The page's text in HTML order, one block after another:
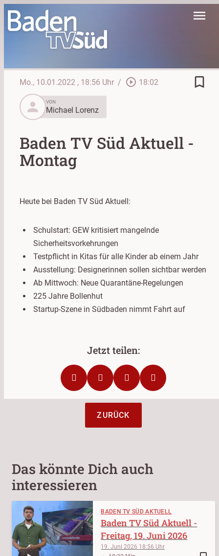
menu
Mo., 10.01.2022 , 18:56 Uhr / play_circle_outline 18:02
bookmark_border
person
VON
Michael Lorenz
Baden TV Süd Aktuell -
Montag
Heute bei Baden TV Süd Aktuell:
Schulstart: GEW kritisiert mangelnde
Sicherheitsvorkehrungen
Testpflicht in Kitas für alle Kinder ab einem Jahr
Ausstellung: Designerinnen sollen sichtbar werden
Ab Mittwoch: Neue Quarantäne-Regelungen
225 Jahre Bollenhut
Startup-Szene in Südbaden nimmt Fahrt auf
ZURÜCK
Das könnte Dich auch
interessieren
BADEN TV SÜD AKTUELL
19. Juni 2026 18:56
Baden TV Süd Aktuell -
Freitag, 19. Juni 2026